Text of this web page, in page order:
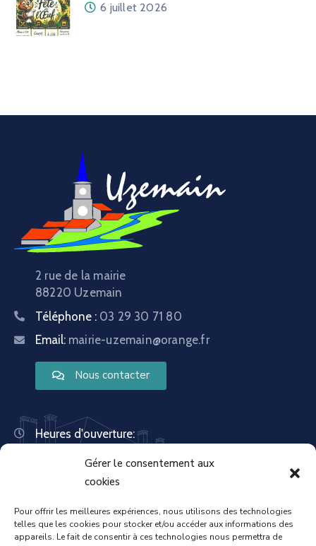
Gérer le consentement aux
cookies
Pour offrir les meilleures expériences, nous utilisons des technologies
telles que les cookies pour stocker et/ou accéder aux informations des
appareils. Le fait de consentir à ces technologies nous permettra de
6 juillet 2026
2 rue de la mairie
88220 Uzemain
Téléphone : 03 29 30 71 80
Email: mairie-uzemain@orange.fr
Nous contacter
Heures d'ouverture:
Mardi : 13:30 – 18:00
Mercredi : 08:30 – 12:00 | 14:00 – 17:00
Vendredi : 08:30 – 12:00 | 14:00 – 17:00
Samedi : Fermée
Dimanche : Fermée